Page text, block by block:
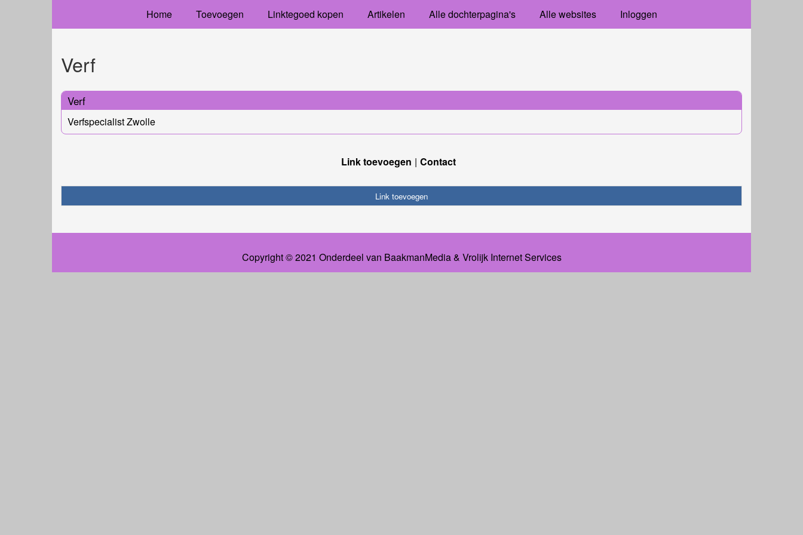
Home Toevoegen Linktegoed kopen Artikelen Alle dochterpagina's Alle websites Inloggen
Verf
Verf
Verfspecialist Zwolle
Link toevoegen Contact
Link toevoegen
Copyright © 2021 Onderdeel van BaakmanMedia& Vrolijk Internet Services